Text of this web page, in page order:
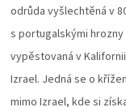
odrůda vyšlechtěná v
s portugalskými hrozny
vypěstovaná v
Izrael. Jedná se o
mimo Izrael, kde si